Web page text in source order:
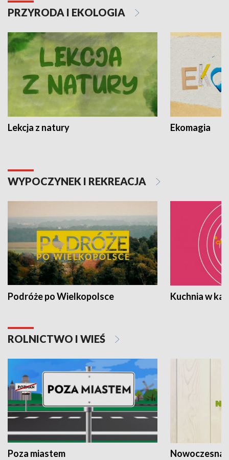
PRZYRODA I EKOLOGIA
Lekcja z natury Ekomagia
WYPOCZYNEK I REKREACJA
Podróże po Wielkopolsce Kuchnia w
ROLNICTWO I WIEŚ
Poza miastem Nowoczesna